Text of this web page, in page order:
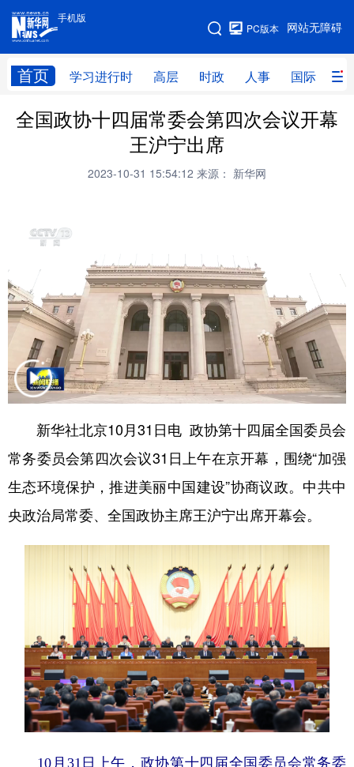
手机版
网站无障碍
PC版本
首页 学习进行时 高层 时政 人事 国际 财
手机版
网站地图
学习进行时 高层 时政 人事
财经 网评
视频 图片
法律 中央文件 金融 汽车
食品 人居 信息化 数字经济
学术中国 乡村振兴 银龄 溯源中国
彩票 娱乐 时尚 悦读
公益 一带一路 亚太网 上市公司
文化产业
地方频道
天津 河北
辽宁 吉林 上海 江苏
浙江 安徽 福建 江西
山东 河南 湖北 湖南
全国政协十四届常委会第四次会议开幕
王沪宁出席
2023-10-31 15:54:12 来源： 新华网
新华社北京10月31日电 政协第十四届全国委员会
常务委员会第四次会议31日上午在京开幕，围绕“加强
生态环境保护，推进美丽中国建设”协商议政。中共中
央政治局常委、全国政协主席王沪宁出席开幕会。
10月31日上午，政协第十四届全国委员会常务委